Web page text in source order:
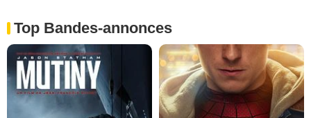
Top Bandes-annonces